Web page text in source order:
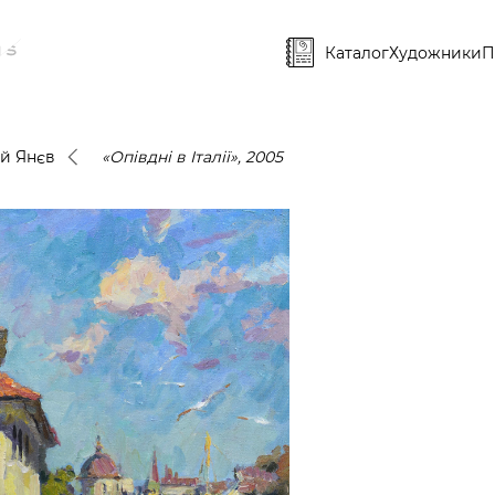
КаталогХудожники
Янєв «Опівдні в Італії», 2005